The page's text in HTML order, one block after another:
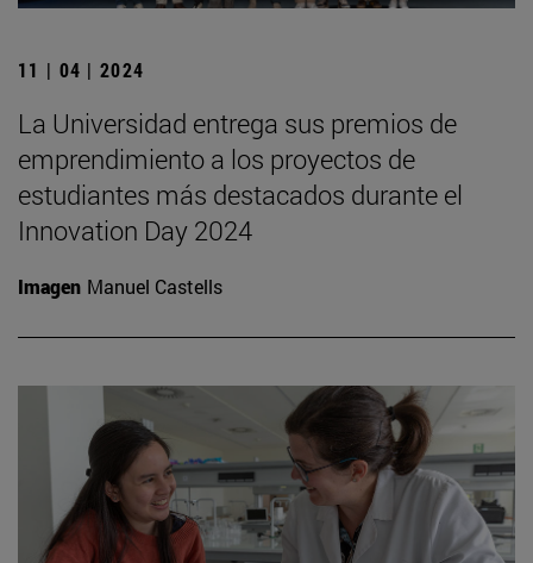
11 | 04 | 2024
La Universidad entrega sus premios de
emprendimiento a los proyectos de
estudiantes más destacados durante el
Innovation Day 2024
Imagen Manuel Castells